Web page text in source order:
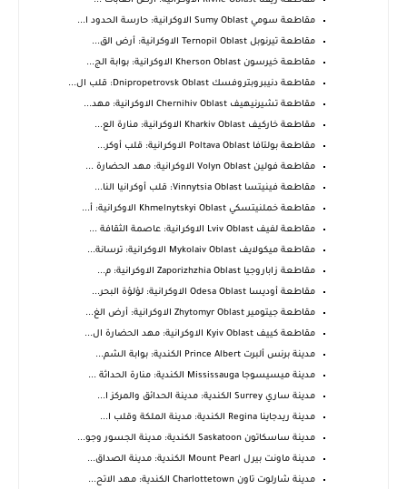
مقاطعة سومي Sumy Oblast الاوكرانية: حارسة الحدود ا...
مقاطعة تيرنوبل Ternopil Oblast الاوكرانية: أرض الق...
مقاطعة خيرسون Kherson Oblast الاوكرانية: بوابة الج...
مقاطعة دنيبروبتروفسك Dnipropetrovsk Oblast: قلب ال...
مقاطعة تشيرنيهيف Chernihiv Oblast الاوكرانية: مهد...
مقاطعة خاركيف Kharkiv Oblast الاوكرانية: منارة الع...
مقاطعة بولتافا Poltava Oblast الاوكرانية: قلب أوكر...
مقاطعة فولين Volyn Oblast الاوكرانية: مهد الحضارة ...
مقاطعة فينيتسا Vinnytsia Oblast: قلب أوكرانيا النا...
مقاطعة خملنيتسكي Khmelnytskyi Oblast الاوكرانية: أ...
مقاطعة لفيف Lviv Oblast الاوكرانية: عاصمة الثقافة ...
مقاطعة ميكولايف Mykolaiv Oblast الاوكرانية: ترسانة...
مقاطعة زاباروجيا Zaporizhzhia Oblast الاوكرانية: م...
مقاطعة أوديسا Odesa Oblast الاوكرانية: لؤلؤة البحر...
مقاطعة جيتومير Zhytomyr Oblast الاوكرانية: أرض الغ...
مقاطعة كييف Kyiv Oblast الاوكرانية: مهد الحضارة ال...
مدينة برنس ألبرت Prince Albert الكندية: بوابة الشم...
مدينة ميسيسوجا Mississauga الكندية: منارة الحداثة ...
مدينة ساري Surrey الكندية: مدينة الحدائق والمركز ا...
مدينة ريدجاينا Regina الكندية: مدينة الملكة وقلب ا...
مدينة ساسكاتون Saskatoon الكندية: مدينة الجسور وجو...
مدينة ماونت بيرل Mount Pearl الكندية: مدينة الصداق...
مدينة شارلوت تاون Charlottetown الكندية: مهد الاتح...